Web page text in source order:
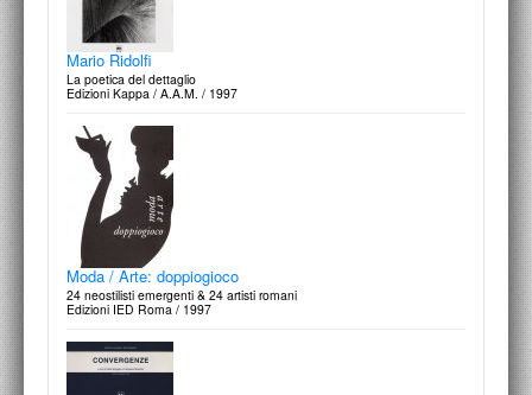
Mario Ridolfi
La poetica del dettaglio
Edizioni Kappa / A.A.M. / 1997
Moda / Arte: doppiogioco
24 neostilisti emergenti & 24 artisti romani
Edizioni IED Roma / 1997